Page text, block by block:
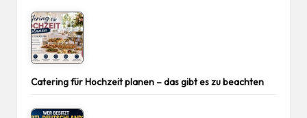
Catering für Hochzeit planen – das gibt es zu beachten